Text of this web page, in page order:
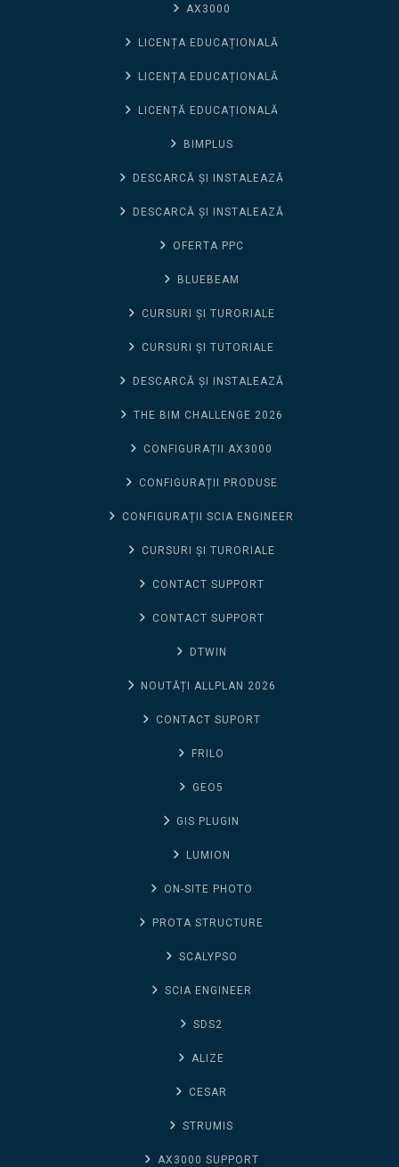
AX3000
LICENȚA EDUCAȚIONALĂ
LICENȚA EDUCAȚIONALĂ
LICENȚĂ EDUCAȚIONALĂ
BIMPLUS
DESCARCĂ ȘI INSTALEAZĂ
DESCARCĂ ȘI INSTALEAZĂ
OFERTA PPC
BLUEBEAM
CURSURI ȘI TURORIALE
CURSURI ȘI TUTORIALE
DESCARCĂ ȘI INSTALEAZĂ
THE BIM CHALLENGE 2026
CONFIGURAȚII AX3000
CONFIGURAȚII PRODUSE
CONFIGURAȚII SCIA ENGINEER
CURSURI ȘI TURORIALE
CONTACT SUPPORT
CONTACT SUPPORT
DTWIN
NOUTĂȚI ALLPLAN 2026
CONTACT SUPORT
FRILO
GEO5
GIS PLUGIN
LUMION
ON-SITE PHOTO
PROTA STRUCTURE
SCALYPSO
SCIA ENGINEER
SDS2
ALIZE
CESAR
STRUMIS
AX3000 SUPPORT